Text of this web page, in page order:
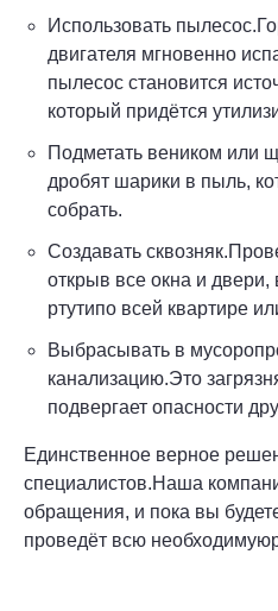
Использовать
двигателя мгновенно
пылесос становится
который придётся
Подметать веником или
дробят шарики в пыль,
собрать.
Создавать
открыв все окна и
ртутипо всей квартире
Выбрасывать в
канализацию.Это
подвергает опасности
Единственное верное
специалистов.Наша
обращения, и пока вы
проведёт всю